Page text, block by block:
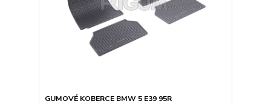
GUMOVÉ KOBERCE BMW 5 E39 95R